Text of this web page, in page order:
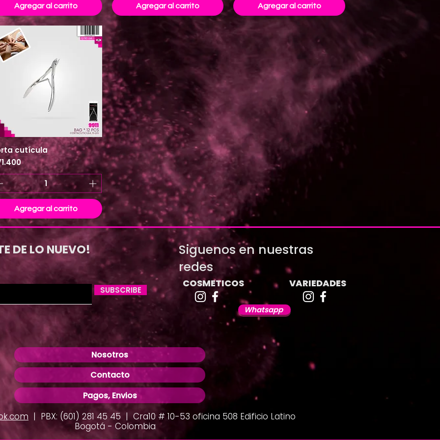
Agregar al carrito Agregar al carrito Agregar al carrito
Vista rápida
cutícula
Agregar al carrito
DE LO NUEVO!
SUBSCRIBE
Siguenos en nuestras
redes
COSMETICOS VARIEDADES
Whatsapp
Nosotros
Contacto
Pagos, Envios
| PBX: (601) 281 45 45 | Cra10 # 10-53 oficina 508 Edificio Latino
Bogotá - Colombia